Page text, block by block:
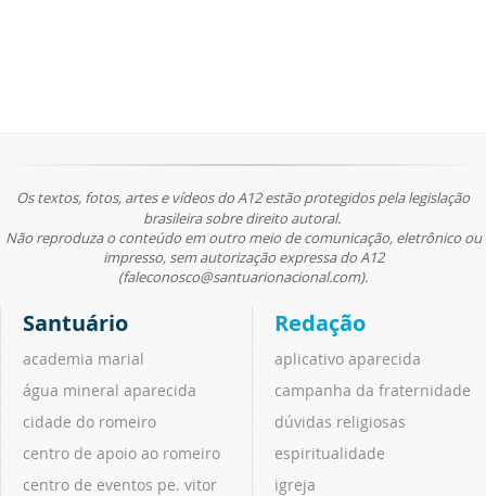
Os textos, fotos, artes e vídeos do A12 estão protegidos pela legislação
brasileira sobre direito autoral.
Não reproduza o conteúdo em outro meio de comunicação, eletrônico ou
impresso, sem autorização expressa do A12
(faleconosco@santuarionacional.com).
Santuário
academia marial
água mineral aparecida
cidade do romeiro
centro de apoio ao romeiro
centro de eventos pe. vitor
Redação
aplicativo aparecida
campanha da fraternidade
dúvidas religiosas
espiritualidade
igreja